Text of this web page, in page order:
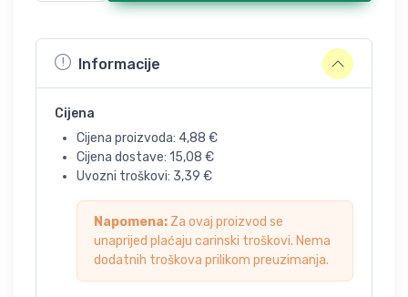
Informacije
Cijena
Cijena proizvoda: 4,88 €
Cijena dostave: 15,08 €
Uvozni troškovi: 3,39 €
Napomena: Za ovaj proizvod se
unaprijed plaćaju carinski troškovi. Nema
dodatnih troškova prilikom preuzimanja.